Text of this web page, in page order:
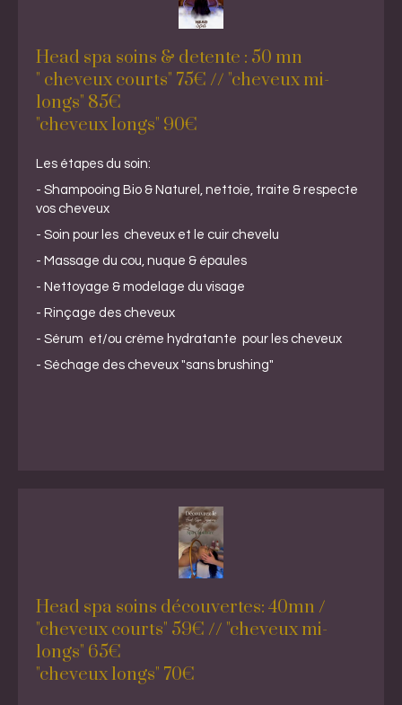
Head spa soins & detente : 50 mn
" cheveux courts" 75€ // "cheveux mi-
longs" 85€
"cheveux longs" 90€
Les étapes du soin:
- Shampooing Bio & Naturel, nettoie, traite & respecte
vos cheveux
- Soin pour les cheveux et le cuir chevelu
- Massage du cou, nuque & épaules
- Nettoyage & modelage du visage
- Rinçage des cheveux
- Sérum et/ou crème hydratante pour les cheveux
- Séchage des cheveux "sans brushing"
Head spa soins découvertes: 40mn /
"cheveux courts" 59€ // "cheveux mi-
longs" 65€
"cheveux longs" 70€